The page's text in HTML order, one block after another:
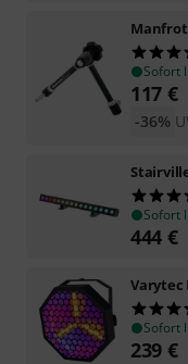
Sofort
117 €
-36%
Sofort
444 €
Varytec
Sofort
239 €